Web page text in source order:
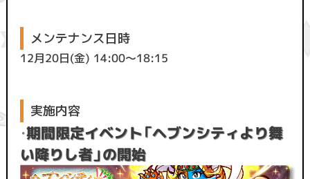
メンテナンス日時
12月20日(金) 14:00〜18:15
実施内容
・期間限定イベント「ヘブンシティより舞
い降りし者」の開始